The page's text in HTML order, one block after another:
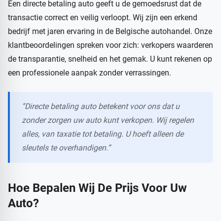
Een directe betaling auto geeft u de gemoedsrust dat de
transactie correct en veilig verloopt. Wij zijn een erkend
bedrijf met jaren ervaring in de Belgische autohandel. Onze
klantbeoordelingen spreken voor zich: verkopers waarderen
de transparantie, snelheid en het gemak. U kunt rekenen op
een professionele aanpak zonder verrassingen.
“Directe betaling auto betekent voor ons dat u
zonder zorgen uw auto kunt verkopen. Wij regelen
alles, van taxatie tot betaling. U hoeft alleen de
sleutels te overhandigen.”
Hoe Bepalen Wij De Prijs Voor Uw
Auto?